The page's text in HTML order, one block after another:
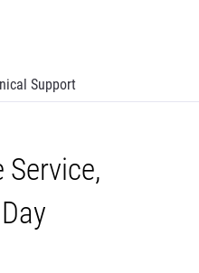
Support
Service,